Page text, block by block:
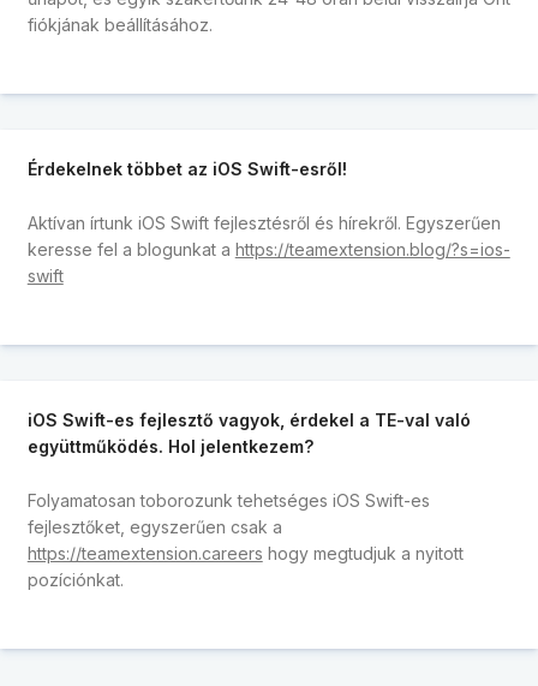
fiókjának beállításához.
Érdekelnek többet az iOS Swift-esről!
Aktívan írtunk iOS Swift fejlesztésről és hírekről. Egyszerűen
keresse fel a blogunkat a https://teamextension.blog/?s=ios-
swift
iOS Swift-es fejlesztő vagyok, érdekel a TE-val való
együttműködés. Hol jelentkezem?
Folyamatosan toborozunk tehetséges iOS Swift-es
fejlesztőket, egyszerűen csak a
https://teamextension.careers hogy megtudjuk a nyitott
pozíciónkat.